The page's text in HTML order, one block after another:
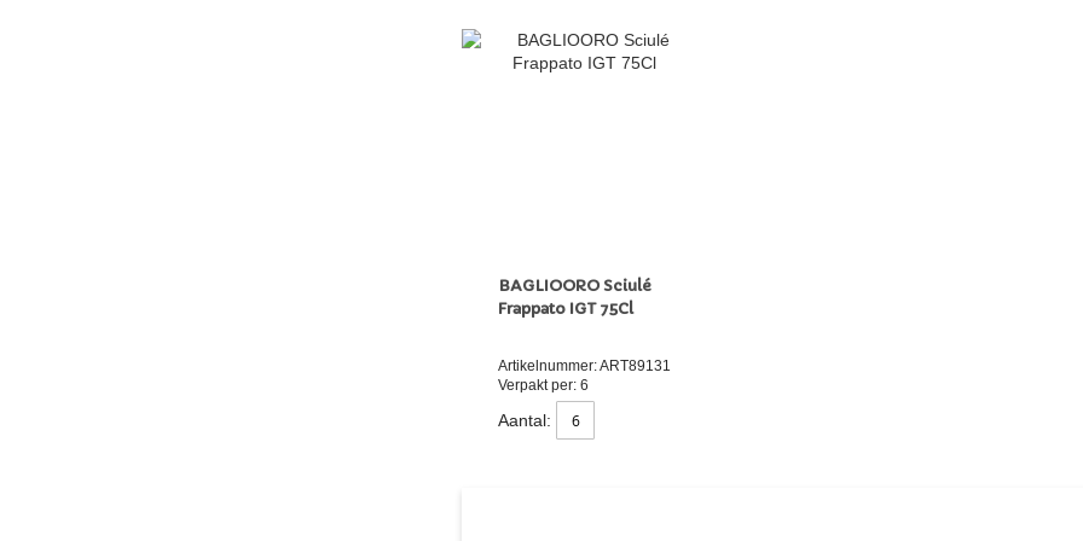
BAGLIOORO Sciulé
Frappato IGT 75Cl
Artikelnummer: ART89131
Verpakt per: 6
Aantal: